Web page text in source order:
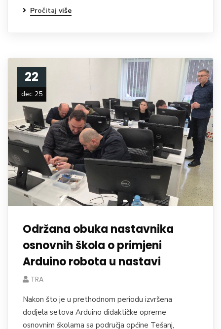
Pročitaj više
22
dec 25
Održana obuka nastavnika
osnovnih škola o primjeni
Arduino robota u nastavi
TRA
Nakon što je u prethodnom periodu izvršena
dodjela setova Arduino didaktičke opreme
osnovnim školama sa područja općine Tešanj,